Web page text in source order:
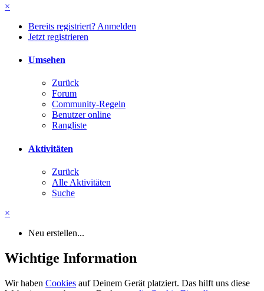
×
Bereits registriert? Anmelden
Jetzt registrieren
Umsehen
Zurück
Forum
Community-Regeln
Benutzer online
Rangliste
Aktivitäten
Zurück
Alle Aktivitäten
Suche
×
Neu erstellen...
Wichtige Information
Wir haben Cookies auf Deinem Gerät platziert. Das hilft uns diese